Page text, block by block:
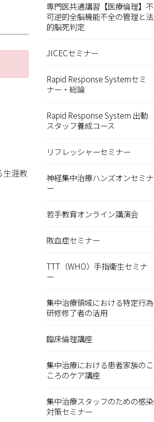
生涯教
専門医共通講習【医療倫理】不
可逆的全脳機能不全の管理と法
的脳死判定
JICECセミナー
Rapid Response Systemセミ
ナー・総論
Rapid Response System 出動
スタッフ養成コース
リフレッシャーセミナー
神経集中治療ハンズオンセミナ
ー
若手教育オンライン講演会
敗血症セミナー
TTT（WHO）手指衛生セミナ
ー
集中治療領域における特定行為
研修修了者の活用
臨床倫理講座
集中治療における患者家族のこ
ころのケア講座
集中治療スタッフのための感染
対策セミナー